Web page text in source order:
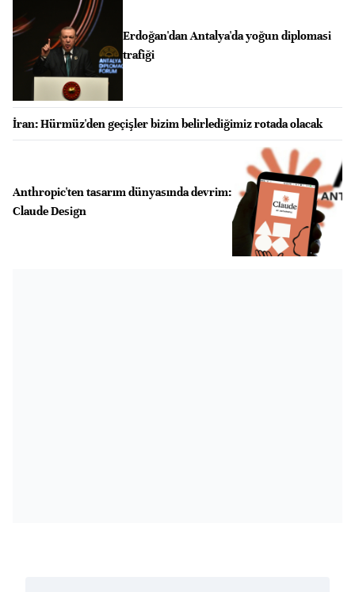
Erdoğan'dan Antalya'da yoğun diplomasi
trafiği
İran: Hürmüz'den geçişler bizim belirlediğimiz rotada olacak
Anthropic'ten tasarım dünyasında devrim:
Claude Design